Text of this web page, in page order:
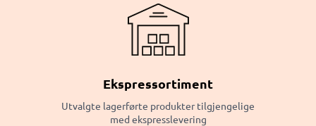
Ekspressortiment
Utvalgte lagerførte produkter tilgjengelige
med ekspresslevering